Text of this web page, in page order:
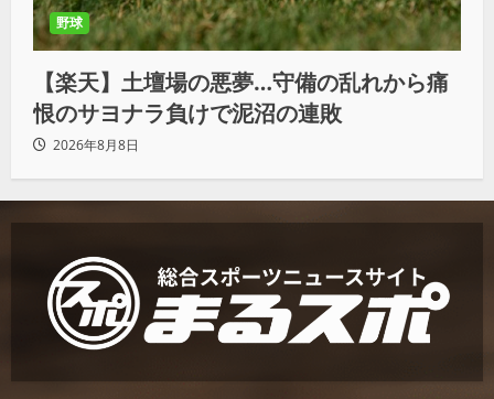
野球
【楽天】土壇場の悪夢…守備の乱れから痛
恨のサヨナラ負けで泥沼の連敗
2026年8月8日